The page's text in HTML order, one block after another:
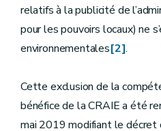
relatifs à la publicité de
pour les pouvoirs locaux) ne
environnementales[2].
Cette exclusion de la
bénéfice de la CRAIE a été
mai 2019 modifiant le